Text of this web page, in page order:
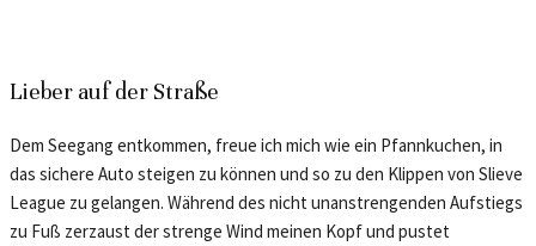
Lieber auf der Straße
Dem Seegang entkommen, freue ich mich wie ein Pfannkuchen, in
das sichere Auto steigen zu können und so zu den Klippen von Slieve
League zu gelangen. Während des nicht unanstrengenden Aufstiegs
zu Fuß zerzaust der strenge Wind meinen Kopf und pustet